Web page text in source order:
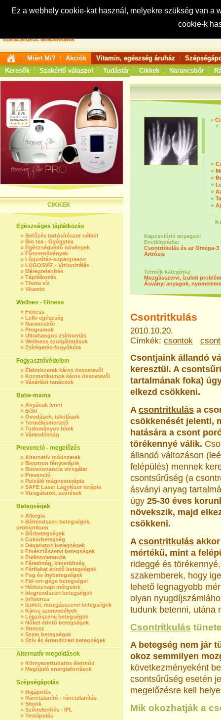
Ez a webhely cookie-kat használ, melyekre szükség van
cookie-k
Keresés:
Miért Mi? Akciók Vitamin, egészség áruház
Keresők
Szakértő válaszol Tudástár Cikkek Narancsbőr
CIKKEK
Egészséges táplálkozás
» Befőzés tartósítószer nélkül
» Bio tea - Gyógytea
» Egészségvédő növények
» Fűszernövények
» Lúgosítás-supergreens
» LÚGOSVÍZ - Vízionizálás
» Méregtelenítés
» Táplálkozás
» Tiszta víz
» Vitamin
Wellnes - Fitness
» Fitness
» Lelki egészség
» Narancsbőr
» Programok
» Ultrahangos zsírbontás
» Wellness szolgáltatások
» Zsírégetés-fogyókúra
Fogyasztóvédelem
» Élelmiszerek káros összetevői
» Kozmetikumok káros összetevői
» Vásárlási tanácsok
Baba-mama
» Anyának lenni
» Bébi
» Óvodások, iskolások
» Termékismertető
» Tudományos hírek
» Várandósság
Prevenció - megelőzés
» Alternatív módszerek
» Bioptron fényterápia
» Biorezonancia vizsgálat
» Prevenció
» Pulzáló mágnesterápia
» SAFE Laser Lágylézer terápia
» Vizsgálatok, szűrések
Betegségek
» Allergia
» Bélrendszeri betegségek,
probiotikum
» Bőrbetegségek
» Cukorbetegség
» Daganatos betegségek
» Emésztőszervi betegségek
» Ételintolerancia
» Fáradtság, kimerültség
» Férfiakat érintő betegségek
» Fog és ínybetegségek
» Fül-orr-gége betegségei
» Hétköznapi mérgeink
» Idegrendszeri betegségek
» Influenza
» Ízületi, mozgásszervi betegségek
» Káros szenvedélyek
» Légzőszervi betegségek
» Nőket érintő betegségek
» Stressz
» Szem betegségek
» Szív és érrendszeri betegségek
Alternatív megoldások
» Környezettudatos életmód
» Megújuló energiaforrások
Szépségápolás
» Hajápolás
» Ránctalanító - ránctalanítás
» Smink
» Szőrtelenítés - IPL
» Testápolás
»
+
»
»
»
»
»
»
»
Kapcsolódó anyagok:
Enciklopédia:
Csontritkulás és az Omega-3
Artrózis
Termék-kategória:
Mozgásszervi, ízületi
Ásványi anyagok,
Csontritkulás
2010.10.20.
Címkék: csontok
Csontjaink állandó
keresztül. A
tartalmának foka)
elkezd csökkeni.
A csontritkulás a
csökkenését jelenti,
hatására a csont
törékennyé válik.
állandó változáson
felépülés) mennek
csontsűrűség (a
ásványi anyag
úgy 25-30 éves
növekszik, majd
csökkeni.
A csontritkulás
mértékű, mint a
rideggé és
szakemberek, hogy
lehető legnagyobb
olyan
tudunk betenni, utána
Csontritkulás
A betegség nem jár
okoz semmilyen
következményeként
csontsűrűség esetén
megelőzésre kell
Mik okozhatják a